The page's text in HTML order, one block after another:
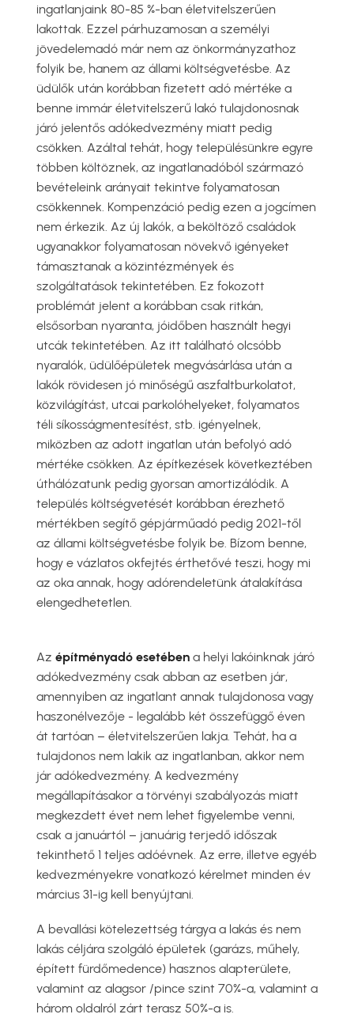
ingatlanjaink 80-85 %-ban életvitelszerűen
lakottak. Ezzel párhuzamosan a személyi
jövedelemadó már nem az önkormányzathoz
folyik be, hanem az állami költségvetésbe. Az
üdülők után korábban fizetett adó mértéke a
benne immár életvitelszerű lakó tulajdonosnak
járó jelentős adókedvezmény miatt pedig
csökken. Azáltal tehát, hogy településünkre egyre
többen költöznek, az ingatlanadóból származó
bevételeink arányait tekintve folyamatosan
csökkennek. Kompenzáció pedig ezen a jogcímen
nem érkezik. Az új lakók, a beköltöző családok
ugyanakkor folyamatosan növekvő igényeket
támasztanak a közintézmények és
szolgáltatások tekintetében. Ez fokozott
problémát jelent a korábban csak ritkán,
elsősorban nyaranta, jóidőben használt hegyi
utcák tekintetében. Az itt található olcsóbb
nyaralók, üdülőépületek megvásárlása után a
lakók rövidesen jó minőségű aszfaltburkolatot,
közvilágítást, utcai parkolóhelyeket, folyamatos
téli síkosságmentesítést, stb. igényelnek,
miközben az adott ingatlan után befolyó adó
mértéke csökken. Az építkezések következtében
úthálózatunk pedig gyorsan amortizálódik. A
település költségvetését korábban érezhető
mértékben segítő gépjárműadó pedig 2021-től
az állami költségvetésbe folyik be. Bízom benne,
hogy e vázlatos okfejtés érthetővé teszi, hogy mi
az oka annak, hogy adórendeletünk átalakítása
elengedhetetlen.
Az építményadó esetében a helyi lakóinknak járó
adókedvezmény csak abban az esetben jár,
amennyiben az ingatlant annak tulajdonosa vagy
haszonélvezője - legalább két összefüggő éven
át tartóan – életvitelszerűen lakja. Tehát, ha a
tulajdonos nem lakik az ingatlanban, akkor nem
jár adókedvezmény. A kedvezmény
megállapításakor a törvényi szabályozás miatt
megkezdett évet nem lehet figyelembe venni,
csak a januártól – januárig terjedő időszak
tekinthető 1 teljes adóévnek. Az erre, illetve egyéb
kedvezményekre vonatkozó kérelmet minden év
március 31-ig kell benyújtani.
A bevallási kötelezettség tárgya a lakás és nem
lakás céljára szolgáló épületek (garázs, műhely,
épített fürdőmedence) hasznos alapterülete,
valamint az alagsor /pince szint 70%-a, valamint a
három oldalról zárt terasz 50%-a is.